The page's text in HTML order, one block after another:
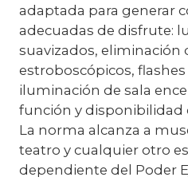
adaptada para generar
adecuadas de disfrute:
suavizados, eliminación
estroboscópicos,
iluminación de sala
función y disponibilidad
La norma alcanza a
teatro y cualquier otro
dependiente del Poder